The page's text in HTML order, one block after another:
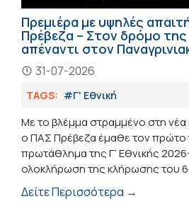
Πρεμιέρα με υψηλές
Πρέβεζα – Στον δρόμο της
απέναντι στον
31-07-2026
TAGS: #Γ' Εθνική
Με το βλέμμα στραμμένο στη νέα
ο ΠΑΣ Πρέβεζα έμαθε τον πρώτο
πρωτάθλημα της Γ’ Εθνικής
ολοκλήρωση της κλήρωσης του
Δείτε Περισσότερα →